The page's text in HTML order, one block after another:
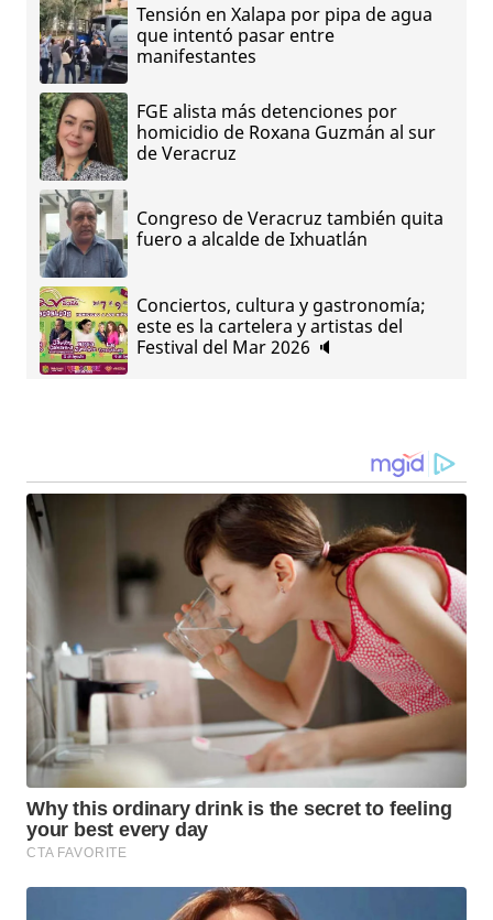
Tensión en Xalapa por pipa de agua
que intentó pasar entre
manifestantes
FGE alista más detenciones por
homicidio de Roxana Guzmán al sur
de Veracruz
Congreso de Veracruz también quita
fuero a alcalde de Ixhuatlán
Conciertos, cultura y gastronomía;
este es la cartelera y artistas del
Festival del Mar 2026 🔈